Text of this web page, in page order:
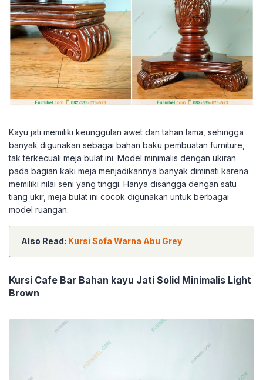
Kayu jati memiliki keunggulan awet dan tahan lama, sehingga
banyak digunakan sebagai bahan baku pembuatan furniture,
tak terkecuali meja bulat ini. Model minimalis dengan ukiran
pada bagian kaki meja menjadikannya banyak diminati karena
memiliki nilai seni yang tinggi. Hanya disangga dengan satu
tiang ukir, meja bulat ini cocok digunakan untuk berbagai
model ruangan.
Also Read: Kursi Sofa Warna Abu Grey
Kursi Cafe Bar Bahan kayu Jati Solid Minimalis Light
Brown